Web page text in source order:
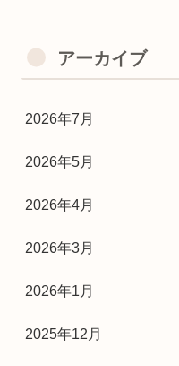
アーカイブ
2026年7月
2026年5月
2026年4月
2026年3月
2026年1月
2025年12月